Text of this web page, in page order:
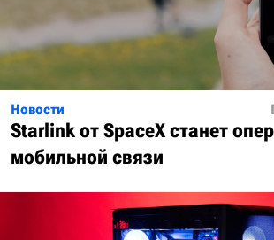
Новости
Starlink от SpaceX станет
мобильной связи